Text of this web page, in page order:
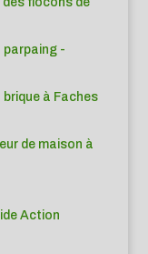
parpaing -
brique à Faches
de maison à
Action